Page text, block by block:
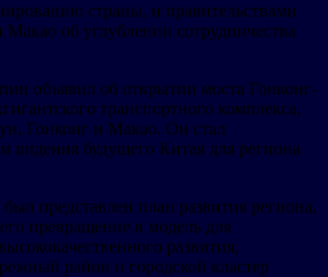
страны, и правительствами
Макао об углублении сотрудничества
объявил об открытии моста Гонконг-
транспортного комплекса,
Гонконг и Макао. Он стал
видения будущего Китая для региона
представлен план развития региона,
превращение в модель для
развития,
район и городской кластер